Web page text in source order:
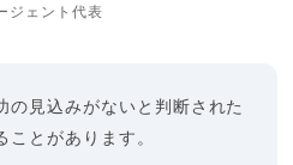
ジェント代表
の見込みがないと判断された
ことがあります。